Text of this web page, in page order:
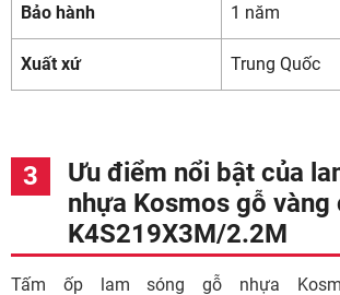
Bảo hành 1 năm
Xuất xứ Trung Quốc
Ưu điểm nổi bật của
nhựa Kosmos gỗ vàng
K4S219X3M/2.2M
Tấm ốp lam sóng gỗ nhựa